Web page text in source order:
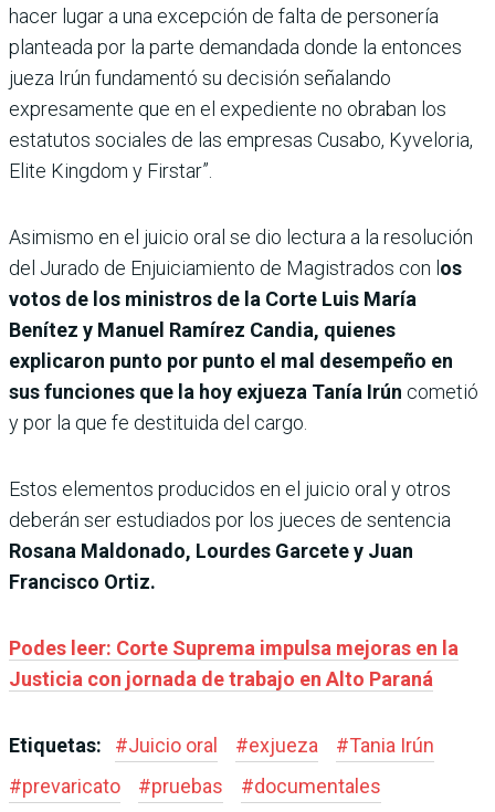
hacer lugar a una excepción de falta de personería
planteada por la parte demandada donde la entonces
jueza Irún fundamentó su decisión señalando
expresamente que en el expediente no obraban los
estatutos sociales de las empresas Cusabo, Kyveloria,
Elite Kingdom y Firstar”.
Asimismo en el juicio oral se dio lectura a la resolución
del Jurado de Enjuiciamiento de Magistrados con los
votos de los ministros de la Corte Luis María
Benítez y Manuel Ramírez Candia, quienes
explicaron punto por punto el mal desempeño en
sus funciones que la hoy exjueza Tanía Irún cometió
y por la que fe destituida del cargo.
Estos elementos producidos en el juicio oral y otros
deberán ser estudiados por los jueces de sentencia
Rosana Maldonado, Lourdes Garcete y Juan
Francisco Ortiz.
Podes leer: Corte Suprema impulsa mejoras en la
Justicia con jornada de trabajo en Alto Paraná
Etiquetas: #Juicio oral #exjueza #Tania Irún
#prevaricato #pruebas #documentales